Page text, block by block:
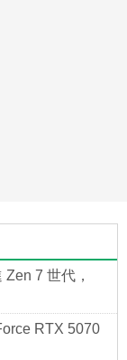
7 世代，
RTX 5070